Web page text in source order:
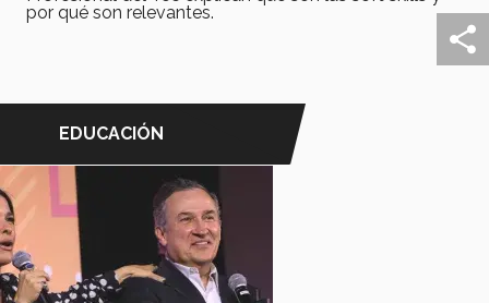
por qué son relevantes.
EDUCACIÓN